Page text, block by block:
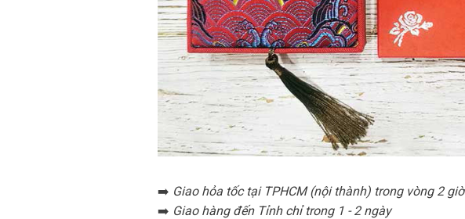
➡️ Giao hỏa tốc tại TPHCM (nội thành) trong vòng 2 giờ
➡️ Giao hàng đến Tỉnh chỉ trong 1 - 2 ngày